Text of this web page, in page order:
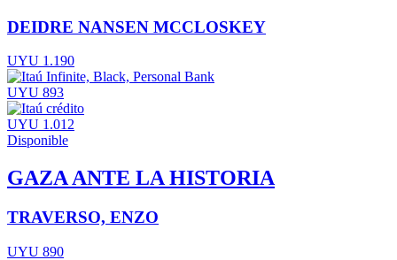
DEIDRE NANSEN MCCLOSKEY
UYU 1.190
UYU 893
UYU 1.012
Disponible
GAZA ANTE LA HISTORIA
TRAVERSO, ENZO
UYU 890